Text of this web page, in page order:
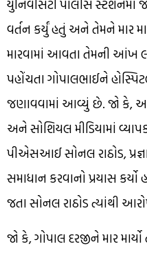
યુનિવર્સિટી પોલીસ સ્ટેશનમાં
વર્તન કર્યું હતું અને તેમને માર
મારવામાં આવતા તેમની આંખ
પહોંચતા ગોપાલભાઈને
જણાવવામાં આવ્યું છે. જો કે, આ
અને સોશિયલ મીડિયામાં
પીએસઆઈ સોનલ રાઠોડ,
સમાધાન કરવાનો પ્રયાસ કર્યો
જતા સોનલ રાઠોડ ત્યાંથી
જો કે, ગોપાલ દરજીને માર